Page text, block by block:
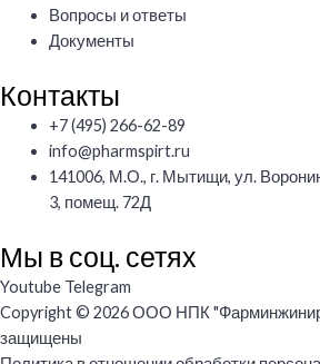
Вопросы и ответы
Документы
Контакты
+7 (495) 266-62-89
info@pharmspirt.ru
141006, М.О., г. Мытищи, ул.
3, помещ. 72Д
Мы в соц. сетях
Youtube Telegram
Copyright © 2026 ООО НПК
защищены